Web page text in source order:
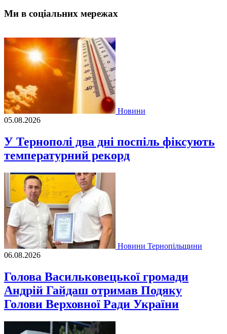
Ми в соціальних мережах
Новини
05.08.2026
У Тернополі два дні поспіль фіксують
температурний рекорд
Новини Тернопільщини
06.08.2026
Голова Васильковецької громади
Андрій Гайдаш отримав Подяку
Голови Верховної Ради України